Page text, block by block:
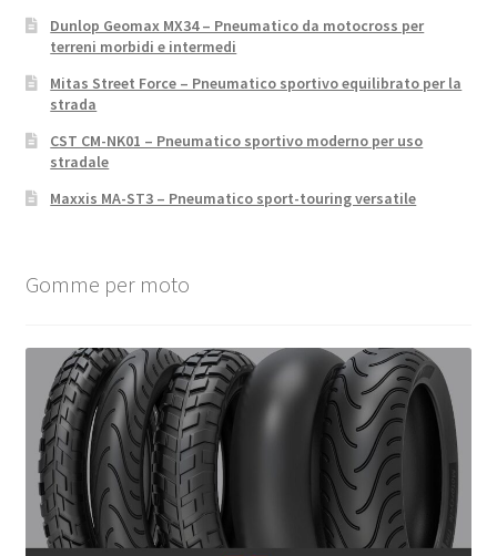
Dunlop Geomax MX34 – Pneumatico da motocross per
terreni morbidi e intermedi
Mitas Street Force – Pneumatico sportivo equilibrato per la
strada
CST CM-NK01 – Pneumatico sportivo moderno per uso
stradale
Maxxis MA-ST3 – Pneumatico sport-touring versatile
Gomme per moto